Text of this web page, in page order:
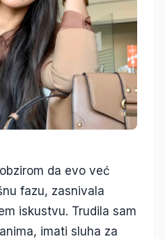
da evo već
fazu, zasnivala
iskustvu. Trudila sam
imati sluha za